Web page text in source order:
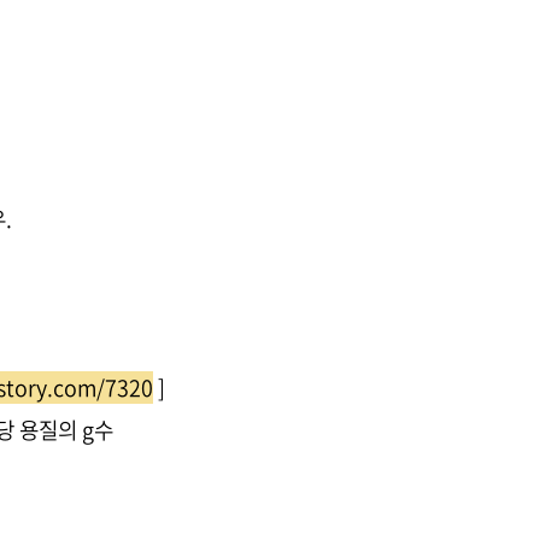
.
7320]
용질의 g수